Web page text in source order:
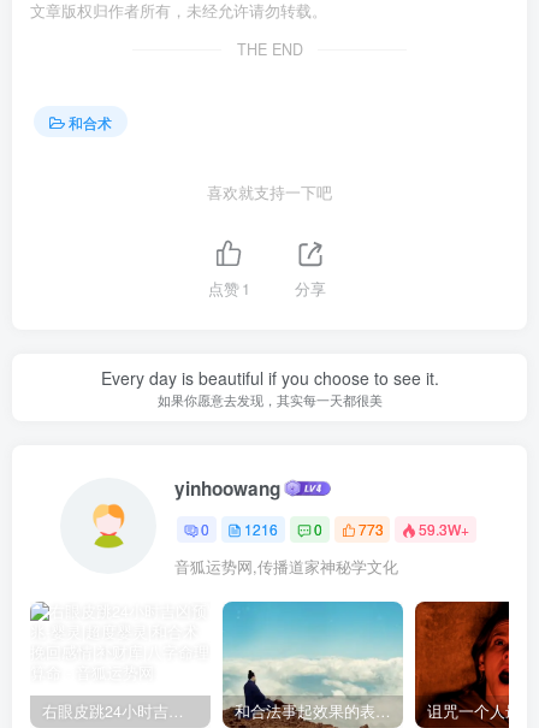
文章版权归作者所有，未经允许请勿转载。
THE END
和合术
喜欢就支持一下吧
点赞1 分享
Every day is beautiful if you choose to see it.
如果你愿意去发现，其实每一天都很美
yinhoowang
0 1216 0 773 59.3W+
音狐运势网,传播道家神秘学文化
右眼皮跳24小时吉凶预兆 和合法事起效果的表现，出现这些就要留意了